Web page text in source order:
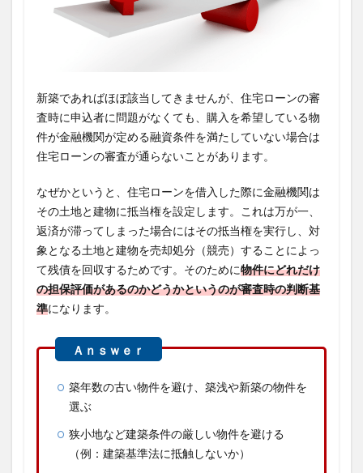
新築であればほぼ該当してきませんが、住宅ローンの審
査時に申込者に問題がなくても、購入を希望している物
件が金融機関が定める融資条件を満たしていない場合は
住宅ローンの審査が通らないことがあります。
なぜかというと、住宅ローンを借入した際に金融機関は
その土地と建物に抵当権を設定します。これは万が一、
返済が滞ってしまった場合にはその抵当権を実行し、対
象となる土地と建物を売却処分（競売）することによっ
て残債を回収するためです。そのために物件にどれだけ
の担保評価があるのかどうかというのが審査時の判断基
準になります。
築年数の古い物件を避け、築浅や新築の物件を
選ぶ
狭小地など建築条件の厳しい物件を避ける
（例：建築基準法に抵触しないか）